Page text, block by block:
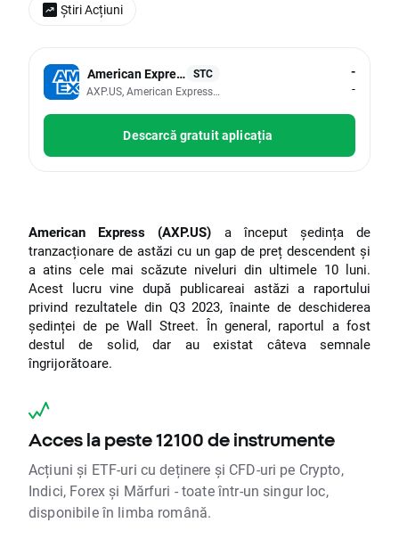
American Express STC
AXP.US, American Express Co
-
-
Descarcă gratuit aplicația
American Express (AXP.US) a început ședința de
tranzacționare de astăzi cu un gap de preț descendent și
a atins cele mai scăzute niveluri din ultimele 10 luni.
Acest lucru vine după publicareai astăzi a raportului
privind rezultatele din Q3 2023, înainte de deschiderea
ședinței de pe Wall Street. În general, raportul a fost
destul de solid, dar au existat câteva semnale
îngrijorătoare.
Acces la peste 12100 de instrumente
Acțiuni și ETF-uri cu deținere și CFD-uri pe Crypto,
Indici, Forex și Mărfuri - toate într-un singur loc,
disponibile în limba română.
Știri Acțiuni